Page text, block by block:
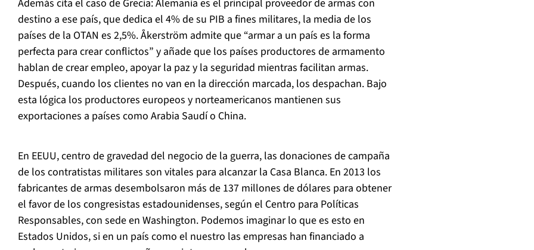
Además cita el caso de Grecia: Alemania es el principal proveedor de armas con
destino a ese país, que dedica el 4% de su PIB a fines militares, la media de los
países de la OTAN es 2,5%. Åkerström admite que “armar a un país es la forma
perfecta para crear conflictos” y añade que los países productores de armamento
hablan de crear empleo, apoyar la paz y la seguridad mientras facilitan armas.
Después, cuando los clientes no van en la dirección marcada, los despachan. Bajo
esta lógica los productores europeos y norteamericanos mantienen sus
exportaciones a países como Arabia Saudí o China.
En EEUU, centro de gravedad del negocio de la guerra, las donaciones de campaña
de los contratistas militares son vitales para alcanzar la Casa Blanca. En 2013 los
fabricantes de armas desembolsaron más de 137 millones de dólares para obtener
el favor de los congresistas estadounidenses, según el Centro para Políticas
Responsables, con sede en Washington. Podemos imaginar lo que es esto en
Estados Unidos, si en un país como el nuestro las empresas han financiado a